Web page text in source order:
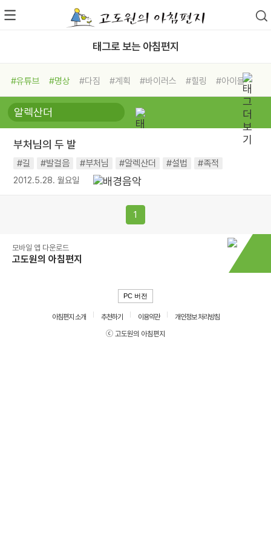
태그로 보는 아침편지
#유튜브 #명상 #다짐 #계획 #바이러스 #힐링
#아이들
#비전캠프
#독서캠프 #삶
#희망
#나눔 #친구 #링컨학교
#독서
#건강 #면역력
부처님의 두 발
#길 #발걸음 #부처님 #알렉산더 #설법 #족적
2012.5.28. 월요일
1
모바일 앱 다운로드
고도원의 아침편지
PC 버전
아침편지 소개 추천하기 이용약관
개인정보 처리방침
ⓒ 고도원의 아침편지